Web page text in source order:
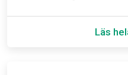
Läs